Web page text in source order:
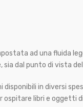
ad una fluida
dal punto di vista
in diversi
libri e